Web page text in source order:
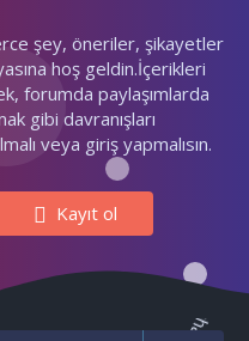
şey, öneriler, şikayetler
hoş geldin.İçerikleri
forumda paylaşımlarda
gibi davranışları
veya giriş yapmalısın.
Kayıt ol